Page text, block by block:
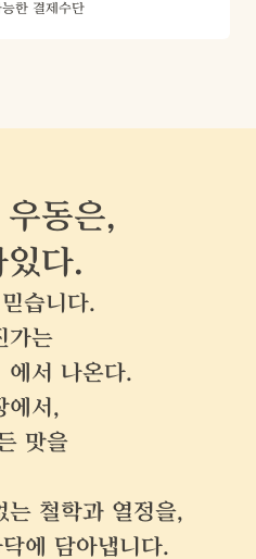
한 결제수단
우동은,
있다.
습니다.
가는
서 나온다.
에서,
맛을
는 철학과 열정을,
에 담아냅니다.